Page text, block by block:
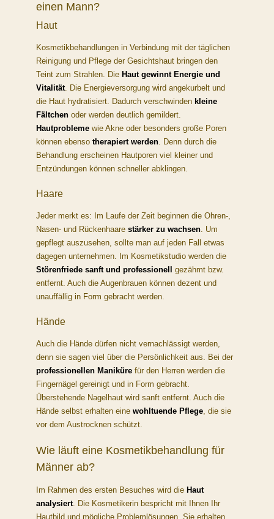
einen Mann?
Haut
Kosmetikbehandlungen in Verbindung mit der täglichen
Reinigung und Pflege der Gesichtshaut bringen den
Teint zum Strahlen. Die Haut gewinnt Energie und
Vitalität. Die Energieversorgung wird angekurbelt und
die Haut hydratisiert. Dadurch verschwinden kleine
Fältchenoder werden deutlich gemildert.
Hautproblemewie Akne oder besonders große Poren
können ebenso therapiert werden. Denn durch die
Behandlung erscheinen Hautporen viel kleiner und
Entzündungen können schneller abklingen.
Haare
Jeder merkt es: Im Laufe der Zeit beginnen die Ohren-,
Nasen- und Rückenhaare stärker zu wachsen. Um
gepflegt auszusehen, sollte man auf jeden Fall etwas
dagegen unternehmen. Im Kosmetikstudio werden die
Störenfriede sanft und professionell gezähmt bzw.
entfernt. Auch die Augenbrauen können dezent und
unauffällig in Form gebracht werden.
Hände
Auch die Hände dürfen nicht vernachlässigt werden,
denn sie sagen viel über die Persönlichkeit aus. Bei der
professionellen Manikürefür den Herren werden die
Fingernägel gereinigt und in Form gebracht.
Überstehende Nagelhaut wird sanft entfernt. Auch die
Hände selbst erhalten eine wohltuende Pflege, die sie
vor dem Austrocknen schützt.
Wie läuft eine Kosmetikbehandlung für
Männer ab?
Im Rahmen des ersten Besuches wird die Haut
analysiert. Die Kosmetikerin bespricht mit Ihnen Ihr
Hautbild und mögliche Problemlösungen. Sie erhalten